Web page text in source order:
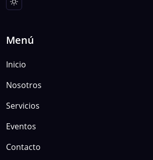
Menú
Inicio
Nosotros
Servicios
Eventos
Contacto